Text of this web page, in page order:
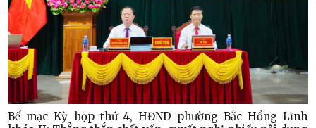
Bế mạc Kỳ họp thứ 4, HĐND phường Bắc Hồng Lĩnh